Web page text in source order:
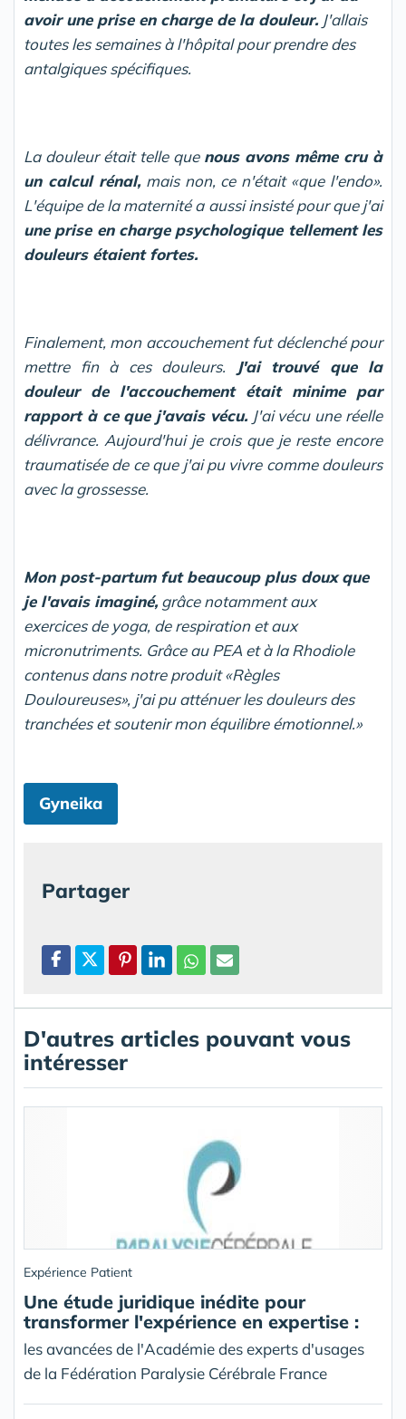
avoir une prise en charge de la douleur.J'allais
toutes les semaines à l'hôpital pour prendre des
antalgiques spécifiques.
La douleur était telle que nous avons même cru à
un calcul rénal,mais non, ce n'était «que l'endo».
L'équipe de la maternité a aussi insisté pour que j'ai
une prise en charge psychologique tellement les
douleurs étaient fortes.
Finalement, mon accouchement fut déclenché pour
mettre fin à ces douleurs.
J'ai trouvé que la
douleur de l'accouchement était minime par
rapport à ce que j'avais vécu.J'ai vécu une réelle
délivrance. Aujourd'hui je crois que je reste encore
traumatisée de ce que j'ai pu vivre comme douleurs
avec la grossesse.
Mon post-partum fut beaucoup plus doux que
je l'avais imaginé,grâce notamment aux
exercices de yoga, de respiration et aux
micronutriments. Grâce au PEA et à la Rhodiole
contenus dans notre produit «Règles
Douloureuses», j'ai pu atténuer les douleurs des
tranchées et soutenir mon équilibre émotionnel.»
Gyneika
Partager
D'autres articles pouvant vous
intéresser
Expérience Patient
Une étude juridique inédite pour
transformer l'expérience en expertise :
les avancées de l'Académie des experts d'usages
de la Fédération Paralysie Cérébrale France